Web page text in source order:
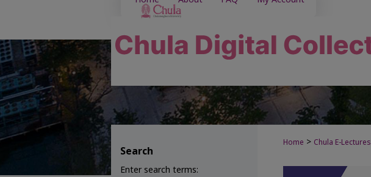
Home > Chula E-Lectures
Search
Enter search terms: